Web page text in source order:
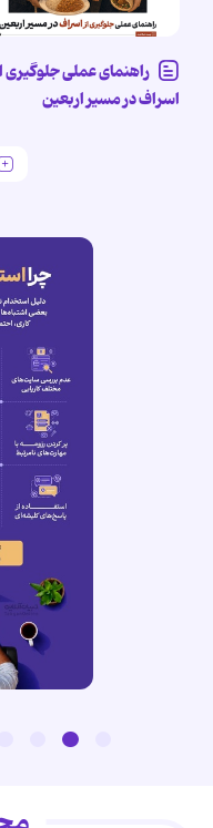
راهنمای عملی جلوگیری
اسراف در مسیر اربعین